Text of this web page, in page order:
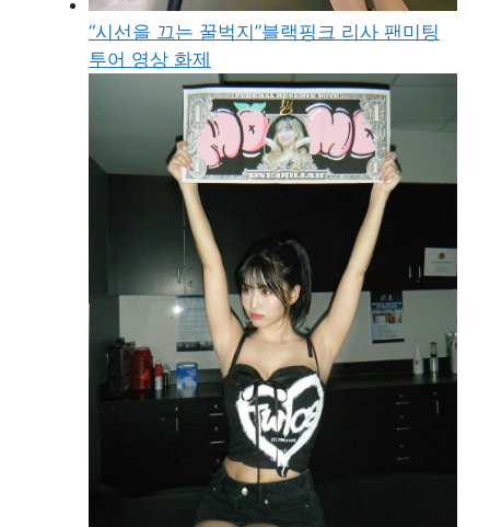
“시선을 끄는 꿀벅지”블랙핑크 리사 팬미팅
투어 영상 화제